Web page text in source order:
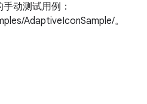
动测试用例：
AdaptiveIconSample/。